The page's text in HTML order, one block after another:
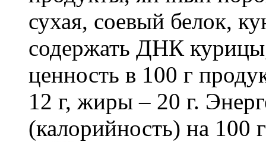
сухая, соевый белок,
содержать ДНК
ценность в 100 г
12 г, жиры – 20 г.
(калорийность) на 100